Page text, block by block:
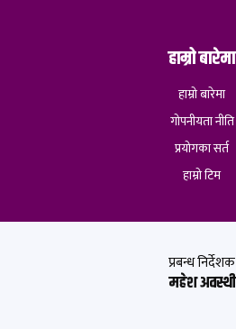
हाम्रो बारेमा
हाम्रो बारेमा
गोपनीयता नीति
प्रयोगका सर्त
हाम्रो टिम
प्रबन्ध निर्देशक
महेश अवस्थी